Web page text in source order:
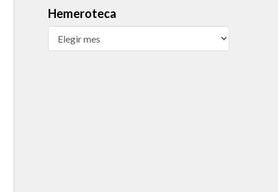
Hemeroteca
Hemeroteca